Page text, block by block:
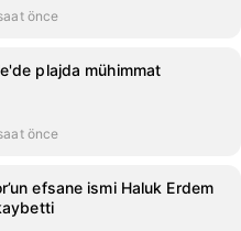
önce
plajda mühimmat
önce
efsane ismi Haluk Erdem